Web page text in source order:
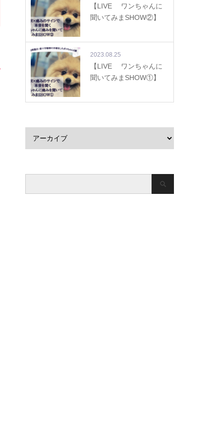
【LIVE ワンちゃんに
聞いてみまSHOW②】
2023.08.25
【LIVE ワンちゃんに
聞いてみまSHOW①】